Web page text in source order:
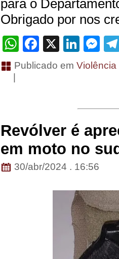
para o
Obrigado por nos
WhatsApp
Facebook
X
Publicado em Violência
Revólver é
em moto no
30/abr/2024 . 16:56